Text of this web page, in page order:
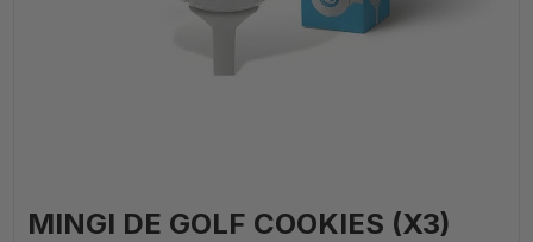
MINGI DE GOLF COOKIES (X3)